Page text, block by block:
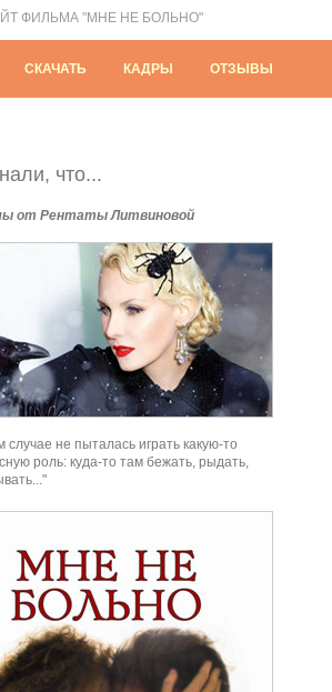
ФИЛЬМА "МНЕ НЕ БОЛЬНО"
СКАЧАТЬ КАДРЫ ОТЗЫВЫ
что...
от Рентаты Литвиновой
случае не пыталась играть какую-то
роль: куда-то там бежать, рыдать,